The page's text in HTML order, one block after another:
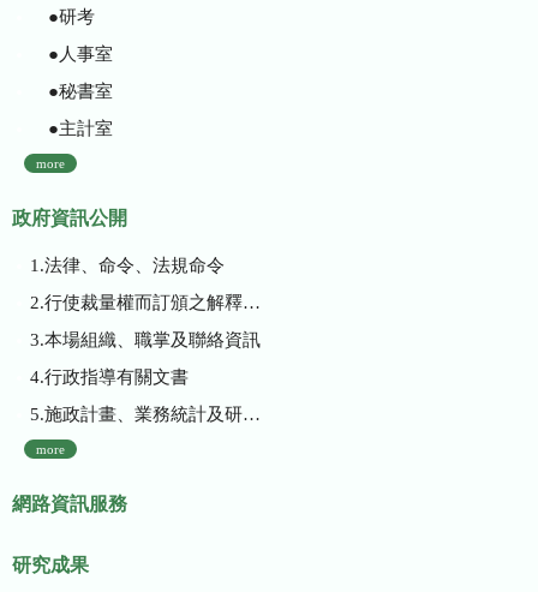
●研考
●人事室
●秘書室
●主計室
more
政府資訊公開
1.法律、命令、法規命令
2.行使裁量權而訂頒之解釋性規定及裁量基準
3.本場組織、職掌及聯絡資訊
4.行政指導有關文書
5.施政計畫、業務統計及研究報告
more
網路資訊服務
研究成果